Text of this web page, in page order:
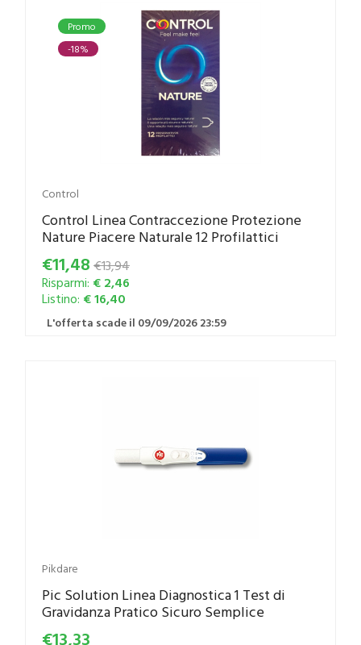
Promo
-18%
Control
Control Linea Contraccezione Protezione
Nature Piacere Naturale 12 Profilattici
€11,48 €13,94
Risparmi: € 2,46
Listino: € 16,40
L'offerta scade il 09/09/2026 23:59
Pikdare
Pic Solution Linea Diagnostica 1 Test di
Gravidanza Pratico Sicuro Semplice
€13,33